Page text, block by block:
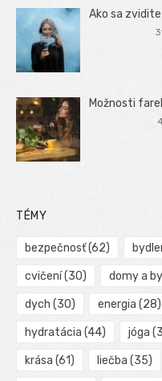
Ako sa
Možnosti
TÉMY
bezpečnosť(62)
cvičení(30) domy a
dych (30) energia (28)
hydratácia (44) jóga
krása (61) liečba (35)